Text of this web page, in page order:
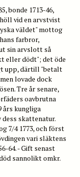
bonde 1713-46,
vid en arvstvist
väldet" mottog
farbror,
sin arvslott så
eller dödt"; det öde
upp, därtill "betalt
lovade dock
Tre år senare,
oavbrutna
års kungliga
skattenatur.
7/4 1773, och först
vari släktens
64. - Gift senast
sannolikt omkr.